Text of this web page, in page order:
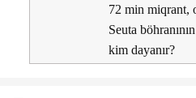
72 min miqrant,
Seuta
kim dayanır?